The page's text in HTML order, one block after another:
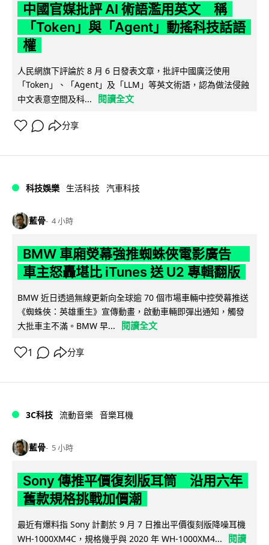
中國官媒批評 AI 術語濫用英文 稱
「Token」與「Agent」動搖科技話語
權
人民網旗下評論於 8 月 6 日發表文章，批評中國廣泛使用
「Token」、「Agent」及「LLM」等英文術語，認為做法侵蝕
中文表意空間及科...
閱讀全文
分享
科技娛樂 生活科技 汽車科技
藍骨 4 小時
BMW 車廂熒幕強推蜘蛛俠電影廣告
車主怒轟堪比 iTunes 送 U2 專輯翻版
BMW 近日透過無線更新向全球逾 70 個市場車輛中控熒幕推送
《蜘蛛俠：英雄重生》宣傳動畫，啟動車輛即彈出通知，觸發
大批車主不滿。BMW 早...
閱讀全文
1 分享
3C科技 流動音樂 音樂耳機
藍骨 5 小時
Sony 傳推平價復刻版耳筒 沿用六年
舊款規格挑戰加價潮
最近有爆料指 Sony 計劃於 9 月 7 日推出平價復刻版降噪耳機
WH-1000XM4C，規格幾乎與 2020 年 WH-1000XM4...
閱讀